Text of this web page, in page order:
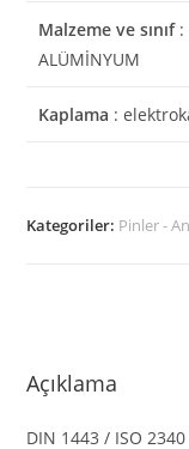
Malzeme ve sınıf:
ALÜMİNYUM
Kaplama :
Kategoriler: Pinler -
Açıklama
DIN 1443 / ISO